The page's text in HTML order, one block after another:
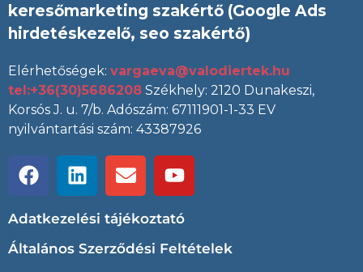
keresőmarketing szakértő (Google Ads
hirdetéskezelő, seo szakértő)
Elérhetőségek: vargaeva@valodiertek.hu
tel:+36(30)5686208 Székhely: 2120 Dunakeszi,
Korsós J. u. 7/b. Adószám: 67111901-1-33 EV
nyilvántartási szám: 43387926
Adatkezelési tájékoztató
Általános Szerződési Feltételek